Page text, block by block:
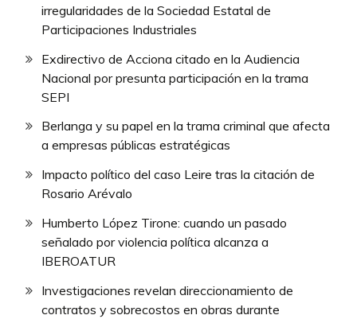
irregularidades de la Sociedad Estatal de
Participaciones Industriales
Exdirectivo de Acciona citado en la Audiencia
Nacional por presunta participación en la trama
SEPI
Berlanga y su papel en la trama criminal que afecta
a empresas públicas estratégicas
Impacto político del caso Leire tras la citación de
Rosario Arévalo
Humberto López Tirone: cuando un pasado
señalado por violencia política alcanza a
IBEROATUR
Investigaciones revelan direccionamiento de
contratos y sobrecostos en obras durante